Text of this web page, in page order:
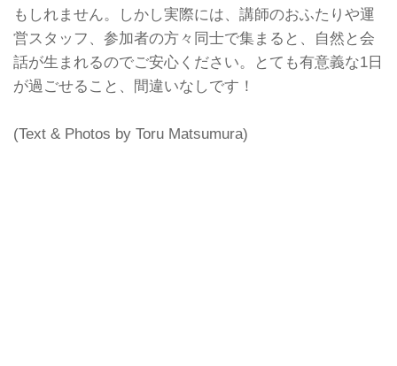
もしれません。しかし実際には、講師のおふたりや運
営スタッフ、参加者の方々同士で集まると、自然と会
話が生まれるのでご安心ください。とても有意義な1日
が過ごせること、間違いなしです！
(Text & Photos by Toru Matsumura)